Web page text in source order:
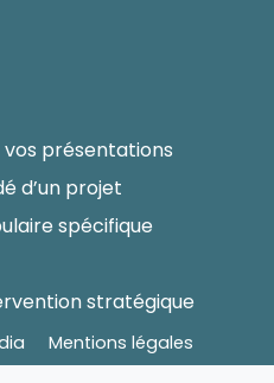
vos présentations
d’un projet
spécifique
stratégique
Mentions légales